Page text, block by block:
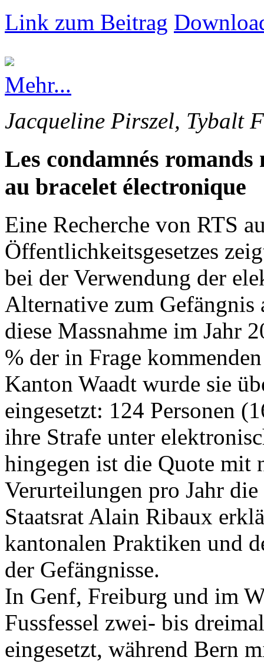
Link zum Beitrag
Mehr...
Jacqueline Pirszel, Tybalt
Les condamnés romands
au bracelet électronique
Eine Recherche von RTS
Öffentlichkeitsgesetzes
bei der Verwendung der
Alternative zum Gefängnis
diese Massnahme im Jahr
% der in Frage
Kanton Waadt wurde sie
eingesetzt: 124 Personen
ihre Strafe unter
hingegen ist die Quote mit
Verurteilungen pro Jahr
Staatsrat Alain Ribaux
kantonalen Praktiken und
der Gefängnisse.
In Genf, Freiburg und im
Fussfessel zwei- bis
eingesetzt, während Bern